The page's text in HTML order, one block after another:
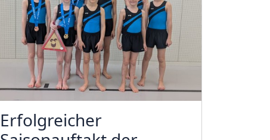
Erfolgreicher